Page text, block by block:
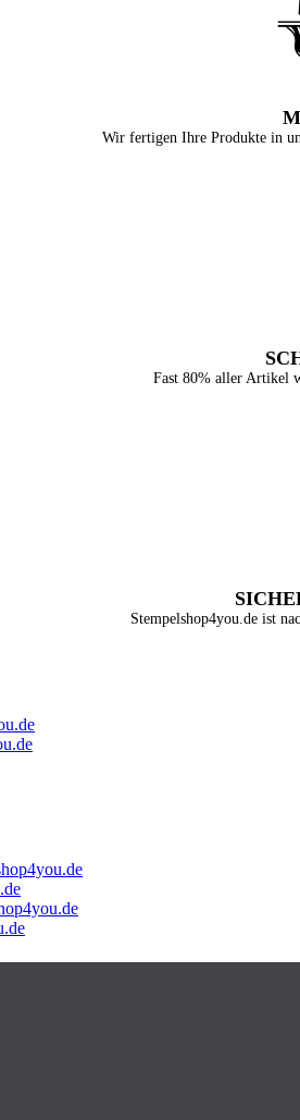
Wir fertigen Ihre Produkte in
Fast 80% aller Artikel
Stempelshop4you.de ist